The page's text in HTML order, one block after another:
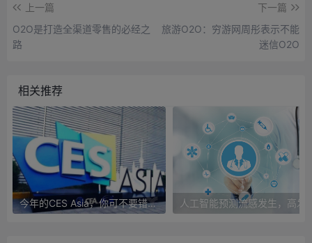
上一篇
O2O是打造全渠道零售的必经之
路
下一篇
旅游O2O：穷游网周彤表示不能
迷信O2O
相关推荐
今年的CES Asia，你可不要错过这些自动驾驶看点